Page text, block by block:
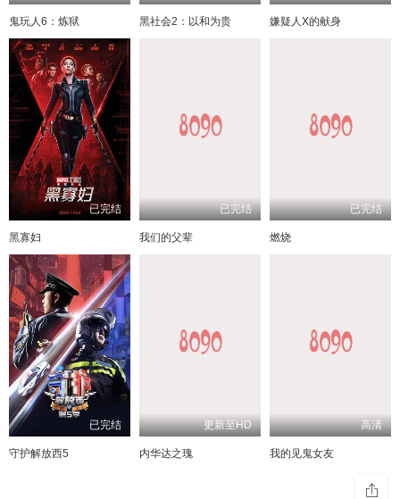
鬼玩人6：炼狱 黑社会2：以和为贵 嫌疑人X的献身
已完结
黑寡妇
已完结
我们的父辈
已完结
燃烧
已完结
守护解放西5
更新至HD
内华达之瑰
高清
我的见鬼女友